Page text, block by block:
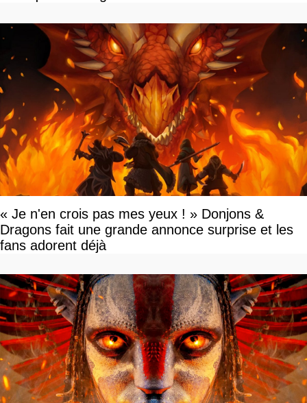
« Je n'en crois pas mes yeux ! » Donjons &
Dragons fait une grande annonce surprise et les
fans adorent déjà